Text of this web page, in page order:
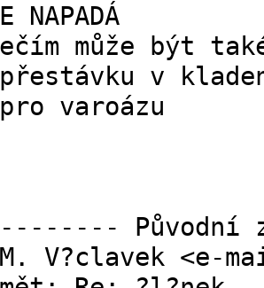
NAPADÁ
může být
v
varoázu
Původní
V?clavek <e-